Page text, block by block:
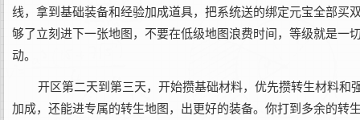
线，拿到基础装备和经验加成道具，把系统送的绑定元宝全部
够了立刻进下一张地图，不要在低级地图浪费时间，等级就是一
动。
开区第二天到第三天，开始攒基础材料，优先攒转生材料
加成，还能进专属的转生地图，出更好的装备。你打到多余的转